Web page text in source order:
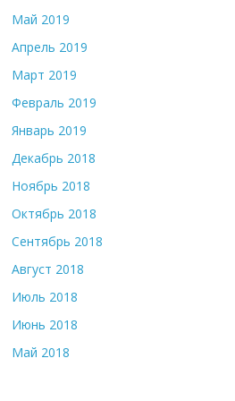
Май 2019
Апрель 2019
Март 2019
Февраль 2019
Январь 2019
Декабрь 2018
Ноябрь 2018
Октябрь 2018
Сентябрь 2018
Август 2018
Июль 2018
Июнь 2018
Май 2018